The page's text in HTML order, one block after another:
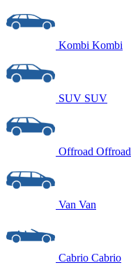
Kombi Kombi
SUV SUV
Offroad Offroad
Van Van
Cabrio Cabrio